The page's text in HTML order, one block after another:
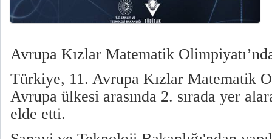
Avrupa Kızlar Matematik
Türkiye, 11. Avrupa Kızlar Matematik
Avrupa ülkesi arasında 2. sırada yer
elde etti.